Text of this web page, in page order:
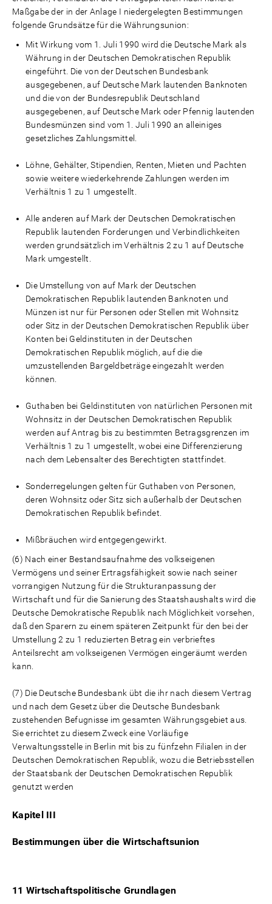
Maßgabe der in der Anlage I niedergelegten Bestimmungen
folgende Grundsätze für die Währungsunion:
Mit Wirkung vom 1. Juli 1990 wird die Deutsche Mark als
Währung in der Deutschen Demokratischen Republik
eingeführt. Die von der Deutschen Bundesbank
ausgegebenen, auf Deutsche Mark lautenden Banknoten
und die von der Bundesrepublik Deutschland
ausgegebenen, auf Deutsche Mark oder Pfennig lautenden
Bundesmünzen sind vom 1. Juli 1990 an alleiniges
gesetzliches Zahlungsmittel.
Löhne, Gehälter, Stipendien, Renten, Mieten und Pachten
sowie weitere wiederkehrende Zahlungen werden im
Verhältnis 1 zu 1 umgestellt.
Alle anderen auf Mark der Deutschen Demokratischen
Republik lautenden Forderungen und Verbindlichkeiten
werden grundsätzlich im Verhältnis 2 zu 1 auf Deutsche
Mark umgestellt.
Die Umstellung von auf Mark der Deutschen
Demokratischen Republik lautenden Banknoten und
Münzen ist nur für Personen oder Stellen mit Wohnsitz
oder Sitz in der Deutschen Demokratischen Republik über
Konten bei Geldinstituten in der Deutschen
Demokratischen Republik möglich, auf die die
umzustellenden Bargeldbeträge eingezahlt werden
können.
Guthaben bei Geldinstituten von natürlichen Personen mit
Wohnsitz in der Deutschen Demokratischen Republik
werden auf Antrag bis zu bestimmten Betragsgrenzen im
Verhältnis 1 zu 1 umgestellt, wobei eine Differenzierung
nach dem Lebensalter des Berechtigten stattfindet.
Sonderregelungen gelten für Guthaben von Personen,
deren Wohnsitz oder Sitz sich außerhalb der Deutschen
Demokratischen Republik befindet.
Mißbräuchen wird entgegengewirkt.
(6) Nach einer Bestandsaufnahme des volkseigenen
Vermögens und seiner Ertragsfähigkeit sowie nach seiner
vorrangigen Nutzung für die Strukturanpassung der
Wirtschaft und für die Sanierung des Staatshaushalts wird die
Deutsche Demokratische Republik nach Möglichkeit vorsehen,
daß den Sparern zu einem späteren Zeitpunkt für den bei der
Umstellung 2 zu 1 reduzierten Betrag ein verbrieftes
Anteilsrecht am volkseigenen Vermögen eingeräumt werden
kann.
(7) Die Deutsche Bundesbank übt die ihr nach diesem Vertrag
und nach dem Gesetz über die Deutsche Bundesbank
zustehenden Befugnisse im gesamten Währungsgebiet aus.
Sie errichtet zu diesem Zweck eine Vorläufige
Verwaltungsstelle in Berlin mit bis zu fünfzehn Filialen in der
Deutschen Demokratischen Republik, wozu die Betriebsstellen
der Staatsbank der Deutschen Demokratischen Republik
genutzt werden
Kapitel III
Bestimmungen über die Wirtschaftsunion
11 Wirtschaftspolitische Grundlagen